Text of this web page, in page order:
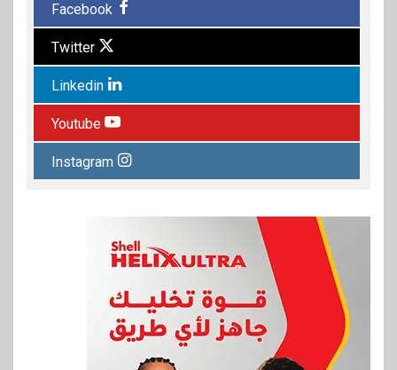
Facebook
Twitter
Linkedin
Youtube
Instagram